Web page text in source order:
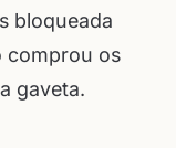
bloqueada
comprou os
gaveta.